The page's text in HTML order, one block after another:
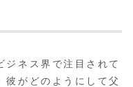
ジネス界で注目されて
彼がどのようにして父